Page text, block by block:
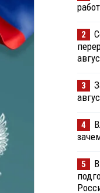
2
3
4
5